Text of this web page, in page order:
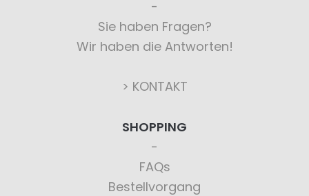
Sie haben Fragen?
Wir haben die Antworten!
> KONTAKT
SHOPPING
FAQs
Bestellvorgang